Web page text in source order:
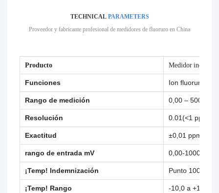
TECHNICAL PARAMETERS
Proveedor y fabricante profesional de medidores de fluoruro en China
Producto Medidor
Funciones Ion fluoruro, F-
Rango de medición 0,00 – 5000
Resolución 0.01(<1 ppm),
Exactitud ±0,01 ppm,
rango de entrada mV 0,00-1000,00
¡Temp! Indemnización Punto 1000/
¡Temp! Rango -10,0 a +130,0